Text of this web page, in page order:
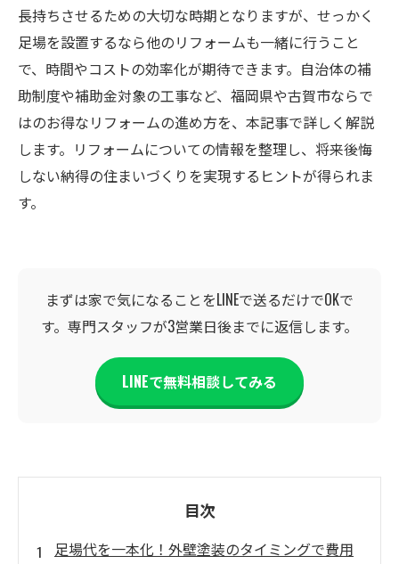
長持ちさせるための大切な時期となりますが、せっかく
足場を設置するなら他のリフォームも一緒に行うこと
で、時間やコストの効率化が期待できます。自治体の補
助制度や補助金対象の工事など、福岡県や古賀市ならで
はのお得なリフォームの進め方を、本記事で詳しく解説
します。リフォームについての情報を整理し、将来後悔
しない納得の住まいづくりを実現するヒントが得られま
す。
まずは家で気になることをLINEで送るだけでOKで
す。専門スタッフが3営業日後までに返信します。
LINEで無料相談してみる
目次
足場代を一本化！外壁塗装のタイミングで費用